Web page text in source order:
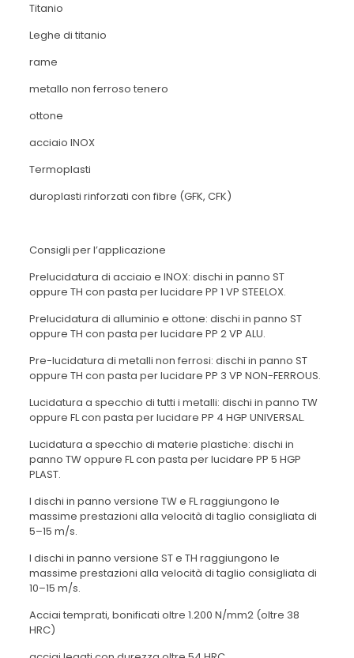
Titanio
Leghe di titanio
rame
metallo non ferroso tenero
ottone
acciaio INOX
Termoplasti
duroplasti rinforzati con fibre (GFK, CFK)
Consigli per l’applicazione
Prelucidatura di acciaio e INOX: dischi in panno ST
oppure TH con pasta per lucidare PP 1 VP STEELOX.
Prelucidatura di alluminio e ottone: dischi in panno ST
oppure TH con pasta per lucidare PP 2 VP ALU.
Pre-lucidatura di metalli non ferrosi: dischi in panno ST
oppure TH con pasta per lucidare PP 3 VP NON-FERROUS.
Lucidatura a specchio di tutti i metalli: dischi in panno TW
oppure FL con pasta per lucidare PP 4 HGP UNIVERSAL.
Lucidatura a specchio di materie plastiche: dischi in
panno TW oppure FL con pasta per lucidare PP 5 HGP
PLAST.
I dischi in panno versione TW e FL raggiungono le
massime prestazioni alla velocità di taglio consigliata di
5–15 m/s.
I dischi in panno versione ST e TH raggiungono le
massime prestazioni alla velocità di taglio consigliata di
10–15 m/s.
Acciai temprati, bonificati oltre 1.200 N/mm2 (oltre 38
HRC)